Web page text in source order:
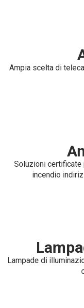
Ampia scelta di
Soluzioni certificate
incendio
Lampade di